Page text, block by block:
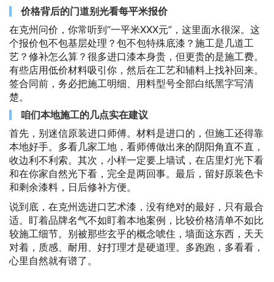
价格背后的门道别光看每平米报价
在克州问价，你常听到“一平米XXX元”，这里面水很深。这
个报价包不包基层处理？包不包特殊底漆？施工是几道工
艺？修补怎么算？很多进口漆本身贵，但更贵的是施工费。
有些店用低价材料吸引你，然后在工艺和辅料上找补回来。
签合同前，务必把施工明细、用料型号全部白纸黑字写清
楚。
咱们本地施工的几点实在建议
首先，别迷信原装进口师傅。材料是进口的，但施工还得靠
本地好手。多看几家工地，看师傅做出来的阴阳角直不直，
收边利不利索。其次，小样一定要上墙试，在店里灯光下看
和在你家自然光下看，完全是两回事。最后，留好原装色卡
和剩余漆料，日后修补方便。
说到底，在克州选进口艺术漆，没有绝对的最好，只有最合
适。盯着品牌名气不如盯着本地案例，比较价格清单不如比
较施工细节。别被那些玄乎的概念唬住，墙面这东西，天天
对着，质感、耐用、好打理才是硬道理。多跑跑，多看看，
心里自然就有谱了。